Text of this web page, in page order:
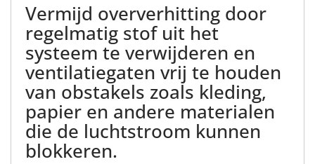
Vermijd oververhitting door
regelmatig stof uit het
systeem te verwijderen en
ventilatiegaten vrij te houden
van obstakels zoals kleding,
papier en andere materialen
die de luchtstroom kunnen
blokkeren.